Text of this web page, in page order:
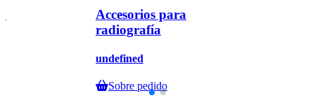
Accesorios para
radiografía
undefined
Sobre pedido